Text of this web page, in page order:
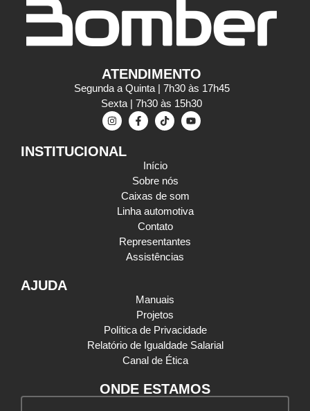
ATENDIMENTO
Segunda a Quinta | 7h30 às 17h45
Sexta | 7h30 às 15h30
INSTITUCIONAL
Início
Sobre nós
Caixas de som
Linha automotiva
Contato
Representantes
Assistências
AJUDA
Manuais
Projetos
Política de Privacidade
Relatório de Igualdade Salarial
Canal de Ética
ONDE ESTAMOS